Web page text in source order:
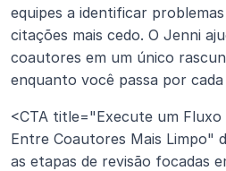
equipes a identificar
citações mais cedo. O Jenni
coautores em um único
enquanto você passa por
<CTA title="Execute um Fluxo
Entre Coautores Mais Limpo"
as etapas de revisão focadas